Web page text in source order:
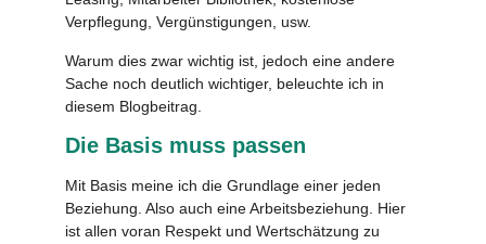
Verpflegung, Vergünstigungen, usw.
Warum dies zwar wichtig ist, jedoch eine andere
Sache noch deutlich wichtiger, beleuchte ich in
diesem Blogbeitrag.
Die Basis muss passen
Mit Basis meine ich die Grundlage einer jeden
Beziehung. Also auch eine Arbeitsbeziehung. Hier
ist allen voran Respekt und Wertschätzung zu